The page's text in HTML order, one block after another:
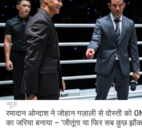
न्यूज़
रमादान ओन्दाश ने जोहान गज़ाली से दोस्ती को
का जरिया बनाया – ‘जीतूंगा या फिर सब कुछ झोंक